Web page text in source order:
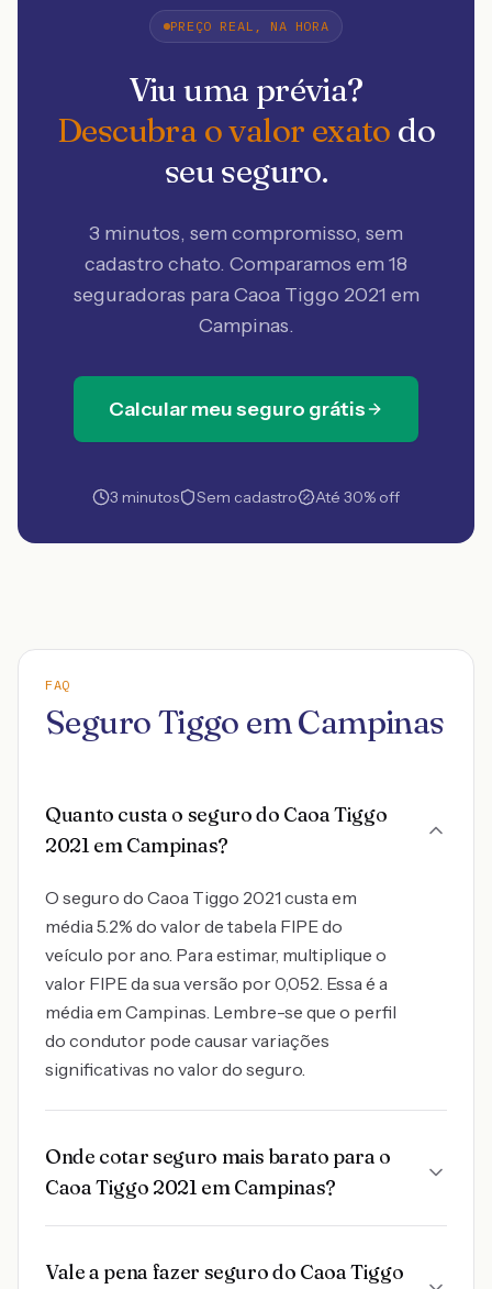
PREÇO REAL, NA HORA
Viu uma prévia?
Descubra o valor exato do
seu seguro.
3 minutos, sem compromisso, sem
cadastro chato. Comparamos em 18
seguradoras para Caoa Tiggo 2021 em
Campinas.
Calcular meu seguro grátis
3 minutos Sem cadastro Até 30% off
FAQ
Seguro Tiggo em Campinas
Quanto custa o seguro do Caoa Tiggo
2021 em Campinas?
O seguro do Caoa Tiggo 2021 custa em
média 5.2% do valor de tabela FIPE do
veículo por ano. Para estimar, multiplique o
valor FIPE da sua versão por 0,052. Essa é a
média em Campinas. Lembre-se que o perfil
do condutor pode causar variações
significativas no valor do seguro.
Onde cotar seguro mais barato para o
Caoa Tiggo 2021 em Campinas?
Vale a pena fazer seguro do Caoa Tiggo